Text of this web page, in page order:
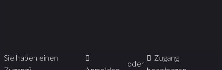
Sie haben einen
oder
Zugang